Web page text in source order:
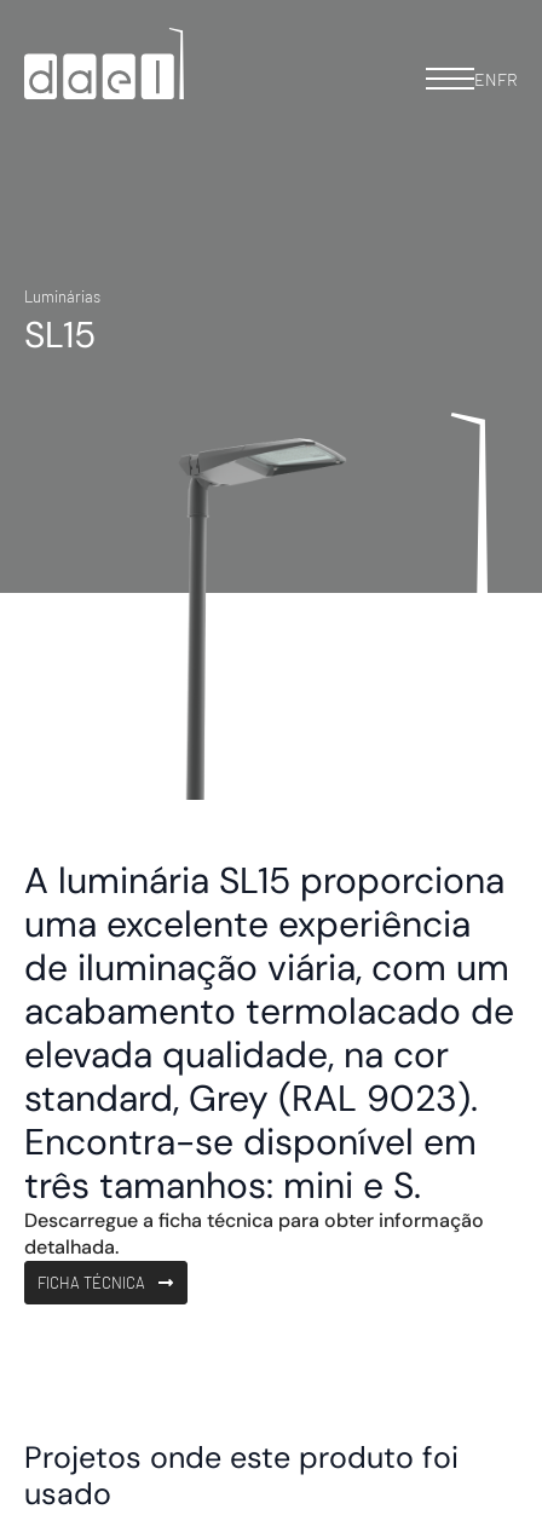
ENFR
Luminárias
SL15
A luminária SL15 proporciona
uma excelente experiência
de iluminação viária, com um
acabamento termolacado de
elevada qualidade, na cor
standard, Grey (RAL 9023).
Encontra-se disponível em
três tamanhos: mini e S.
Descarregue a ficha técnica para obter informação
detalhada.
FICHA TÉCNICA
Projetos onde este produto foi
usado